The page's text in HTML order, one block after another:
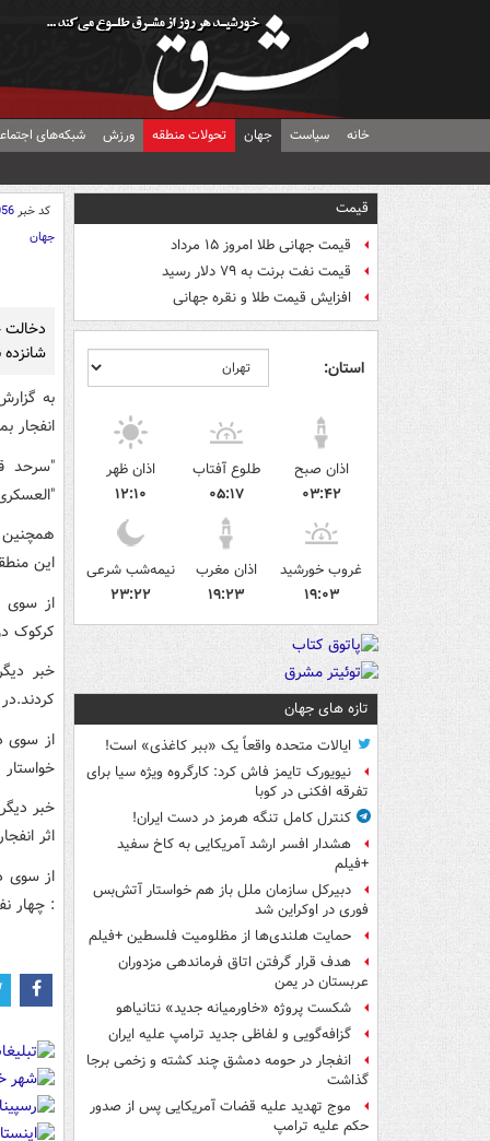
خانه سیاست جهان تحولات منطقه ورزش شبکه‌های
قیمت
قیمت جهانی طلا امروز ۱۵ مرداد
قیمت نفت برنت به ۷۹ دلار رسید
افزایش قیمت طلا و نقره جهانی
استان:
اذان صبح
۰۳:۴۲
طلوع آفتاب
۰۵:۱۷
اذان ظهر
۱۲:۱۰
غروب خورشید
۱۹:۰۳
اذان مغرب
۱۹:۲۳
نیمه‌شب شرعی
۲۳:۲۲
تازه های جهان
ایالات متحده واقعاً یک «ببر کاغذی» است!
نیویورک تایمز فاش کرد: کارگروه ویژه سیا برای
تفرقه افکنی در کوبا
کنترل کامل تنگه هرمز در دست ایران!
هشدار افسر ارشد آمریکایی به کاخ سفید
+فیلم
دبیرکل سازمان ملل باز هم خواستار آتش‌بس
فوری در اوکراین شد
حمایت هلندی‌ها از مظلومیت فلسطین +فیلم
هدف قرار گرفتن اتاق‌ فرماندهی مزدوران
عربستان در یمن
شکست پروژه «خاورمیانه جدید» نتانیاهو
گزافه‌گویی و لفاظی جدید ترامپ علیه ایران
انفجار در حومه دمشق چند کشته و زخمی برجا
گذاشت
موج تهدید علیه قضات آمریکایی پس از صدور
حکم علیه ترامپ
کد خبر
جهان
دخالت
به
انفجار
"سرحد
این
از سوی
کرکوک
خبر
از سوی
خبر
اثر
از سوی
: چهار